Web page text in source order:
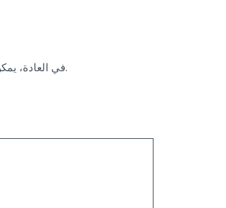
في العادة، يمكن أن يكون هذا موازياً لمكافأة الإيداع الخاصة بك في الكازينو أو مكافأة إيداعك وحدك أو المبلغ الذي تم الحصول عليه من المكافأة الإضافية الجديدة.